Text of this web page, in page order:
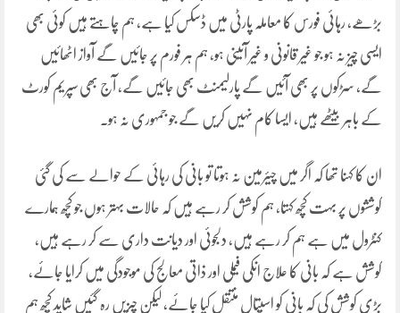
بڑھے، رہائی فورس کا معاملہ پارٹی میں ڈسکس کیا ہے، ہم چاہتے ہیں کوئی بھی
ایسی چیز نہ ہو جو غیر قانونی و غیر آئینی ہو، ہم ہر فورم پر جائیں گے آواز اٹھائیں
گے، سڑکوں پر بھی آئیں گے پارلیمنٹ بھی جائیں گے، آج بھی سپریم کورٹ
کے باہر بیٹھے ہیں، ایسا کام نہیں کریں گے جو جمہوری نہ ہو۔
ان کا کہنا تھا کہ اگر میں چیئرمین نہ ہوتا تو بانی کی رہائی کے حوالے سے کی گئی
کوششوں پر بہت کچھ کہتا، ہم کوشش کر رہے ہیں کہ حالات بہتر ہوں جو کچھ ہمارے
کنٹرول میں ہے ہم کر رہے ہیں، دلجوئی اور دیانت داری سے کر رہے ہیں،
کوشش ہے کہ بانی کا علاج انکی فیملی اور ذاتی معالج کی موجودگی میں کرایا جائے،
بڑی کوشش کی کہ بانی کو اسپتال منتقل کیا جائے، لیکن چیزیں رہ گئیں شاید کچھ ہم